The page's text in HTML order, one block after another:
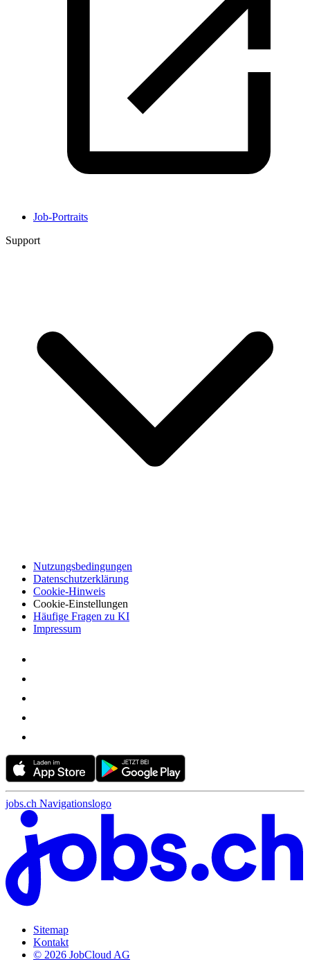
Job-Portraits
Support
Nutzungsbedingungen
Datenschutzerklärung
Cookie-Hinweis
Cookie-Einstellungen
Häufige Fragen zu KI
Impressum
jobs.ch Navigationslogo
Sitemap
Kontakt
© 2026 JobCloud AG